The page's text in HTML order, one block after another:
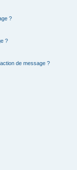
?
?
de message ?